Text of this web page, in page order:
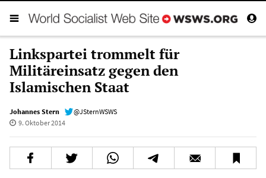
Linkspartei trommelt für
Militäreinsatz gegen den
Islamischen Staat
Johannes Stern
@JSternWSWS
9. Oktober 2014